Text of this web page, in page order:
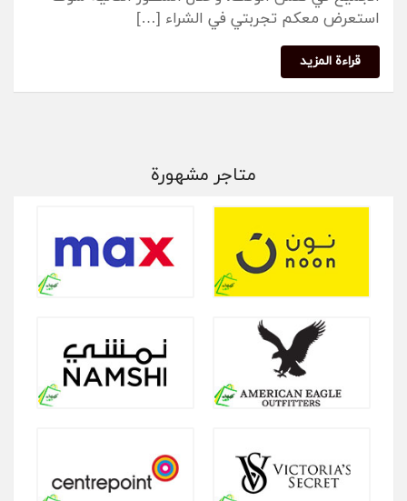
استعرض معكم تجربتي في الشراء […]
قراءة المزيد
متاجر مشهورة